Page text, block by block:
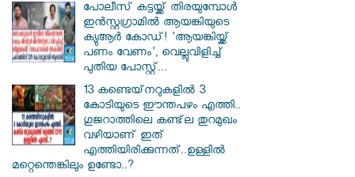
പോലീസ് കട്ടയ്ക്ക് തിരയുമ്പോൾ
ഇൻസ്റ്റഗ്രാമിൽ ആയങ്കിയുടെ
ക്യുആർ കോഡ്! 'ആയങ്കിയ്ക്ക്
പണം വേണം', വെല്ലുവിളിച്ച്
പുതിയ പോസ്റ്റ്...
13 കണ്ടെയ്‌നറുകളിൽ 3
കോടിയുടെ ഈന്തപഴം എത്തി..
ഗുജറാത്തിലെ കണ്ട്‌ല തുറമുഖം
വഴിയാണ് ഇത്
എത്തിയിരിക്കുന്നത്..ഉള്ളിൽ
മറ്റെന്തെങ്കിലും ഉണ്ടോ..?